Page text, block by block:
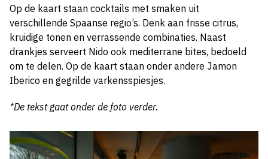
Op de kaart staan cocktails met smaken uit
verschillende Spaanse regio’s. Denk aan frisse citrus,
kruidige tonen en verrassende combinaties. Naast
drankjes serveert Nido ook mediterrane bites, bedoeld
om te delen. Op de kaart staan onder andere Jamon
Iberico en gegrilde varkensspiesjes.
*De tekst gaat onder de foto verder.